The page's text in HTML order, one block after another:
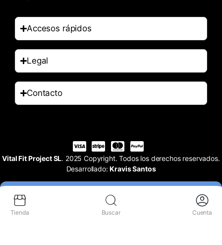
Accesos rápidos
Legal
Contacto
Vital Fit Project SL. 2025 Copyright. Todos los derechos reservados.
Desarrollado:Kravis Santos
Tienda Buscar Cuenta